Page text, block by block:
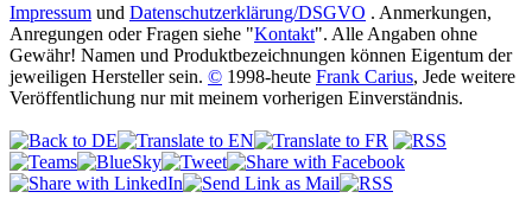
Impressum und Datenschutzerklärung/DSGVO . Anmerkungen,
Anregungen oder Fragen siehe "Kontakt". Alle Angaben ohne
Gewähr! Namen und Produktbezeichnungen können Eigentum der
jeweiligen Hersteller sein. © 1998-heute Frank Carius, Jede weitere
Veröffentlichung nur mit meinem vorherigen Einverständnis.